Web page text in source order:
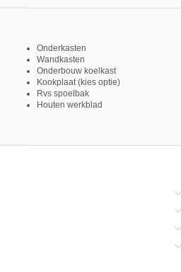
Onderkasten
Wandkasten
Onderbouw koelkast
Kookplaat (kies optie)
Rvs spoelbak
Houten werkblad